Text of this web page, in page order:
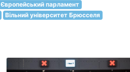
Європейський парламент
Вільний університет Брюсселя